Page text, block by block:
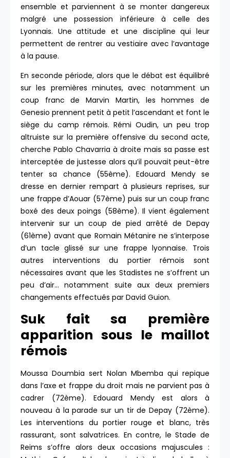
ensemble et parviennent à se monter dangereux
malgré une possession inférieure à celle des
Lyonnais. Une attitude et une discipline qui leur
permettent de rentrer au vestiaire avec l’avantage
à la pause.
En seconde période, alors que le débat est équilibré
sur les premières minutes, avec notamment un
coup franc de Marvin Martin, les hommes de
Genesio prennent petit à petit l’ascendant et font le
siège du camp rémois. Rémi Oudin, un peu trop
altruiste sur la première offensive du second acte,
cherche Pablo Chavarria à droite mais sa passe est
interceptée de justesse alors qu’il pouvait peut-être
tenter sa chance (55ème). Edouard Mendy se
dresse en dernier rempart à plusieurs reprises, sur
une frappe d’Aouar (57ème) puis sur un coup franc
boxé des deux poings (58ème). Il vient également
intervenir sur un coup de pied arrêté de Depay
(61ème) avant que Romain Métanire ne s’interpose
d’un tacle glissé sur une frappe lyonnaise. Trois
autres interventions du portier rémois sont
nécessaires avant que les Stadistes ne s’offrent un
peu d’air… notamment suite aux deux premiers
changements effectués par David Guion.
Suk fait sa première
apparition sous le maillot
rémois
Moussa Doumbia sert Nolan Mbemba qui repique
dans l’axe et frappe du droit mais ne parvient pas à
cadrer (72ème). Edouard Mendy est alors à
nouveau à la parade sur un tir de Depay (72ème).
Les interventions du portier rouge et blanc, très
rassurant, sont salvatrices. En contre, le Stade de
Reims s’offre alors deux occasions majuscules :